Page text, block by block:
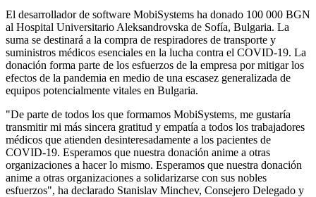
El desarrollador de software MobiSystems ha donado 100 000 BGN
al Hospital Universitario Aleksandrovska de Sofía, Bulgaria. La
suma se destinará a la compra de respiradores de transporte y
suministros médicos esenciales en la lucha contra el COVID-19. La
donación forma parte de los esfuerzos de la empresa por mitigar los
efectos de la pandemia en medio de una escasez generalizada de
equipos potencialmente vitales en Bulgaria.
"De parte de todos los que formamos MobiSystems, me gustaría
transmitir mi más sincera gratitud y empatía a todos los trabajadores
médicos que atienden desinteresadamente a los pacientes de
COVID-19. Esperamos que nuestra donación anime a otras
organizaciones a hacer lo mismo. Esperamos que nuestra donación
anime a otras organizaciones a solidarizarse con sus nobles
esfuerzos", ha declarado Stanislav Minchev, Consejero Delegado y